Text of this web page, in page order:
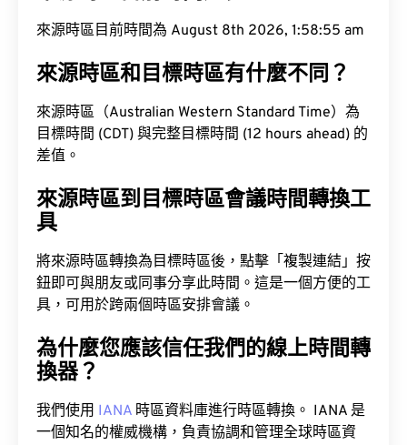
來源時區目前時間為 August 8th 2026, 1:58:56 am
來源時區和目標時區有什麼不同？
來源時區（Australian Western Standard Time）為
目標時間 (CDT) 與完整目標時間 (12 hours ahead) 的
差值。
來源時區到目標時區會議時間轉換工
具
將來源時區轉換為目標時區後，點擊「複製連結」按
鈕即可與朋友或同事分享此時間。這是一個方便的工
具，可用於跨兩個時區安排會議。
為什麼您應該信任我們的線上時間轉
換器？
我們使用 IANA 時區資料庫進行時區轉換。 IANA 是
一個知名的權威機構，負責協調和管理全球時區資